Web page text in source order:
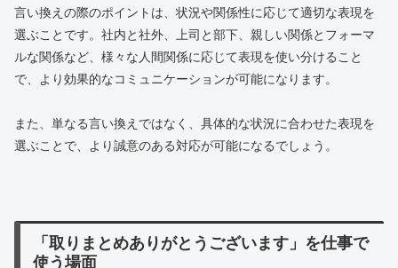
言い換えの際のポイントは、状況や関係性に応じて適切な表現を
選ぶことです。社内と社外、上司と部下、親しい関係とフォーマ
ルな関係など、様々な人間関係に応じて表現を使い分けること
で、より効果的なコミュニケーションが可能になります。
また、単なる言い換えではなく、具体的な状況に合わせた表現を
選ぶことで、より誠意のある対応が可能になるでしょう。
「取りまとめありがとうございます」を仕事で
使う場面